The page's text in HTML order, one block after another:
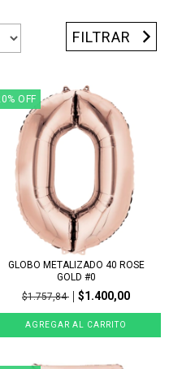
FILTRAR
% OFF
GLOBO METALIZADO 40 ROSE
GOLD #0
$1.757,84
$1.400,00